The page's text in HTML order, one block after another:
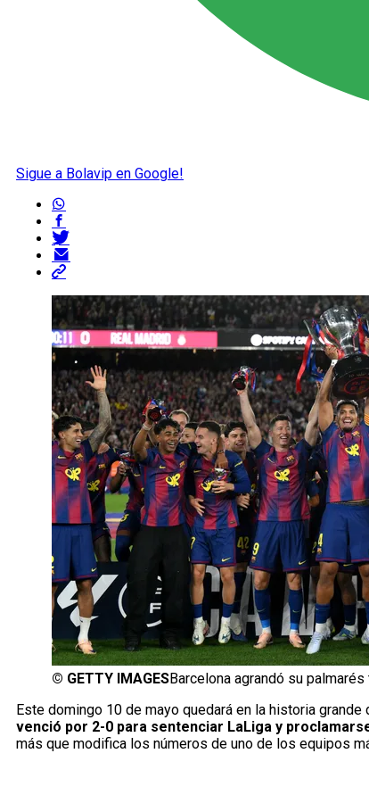
Sigue a Bolavip en Google!
© GETTY IMAGESBarcelona agrandó su
Este domingo 10 de mayo quedará en la historia grande
venció por 2-0 para sentenciar LaLiga y
más que modifica los números de uno de los equipos